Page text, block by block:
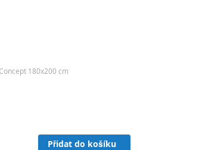
180x200 cm
Přidat do košíku